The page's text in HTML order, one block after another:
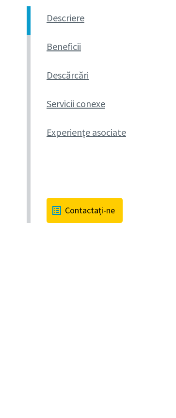
Descriere
Beneficii
Descărcări
Servicii conexe
Experiențe asociate
Contactați-ne